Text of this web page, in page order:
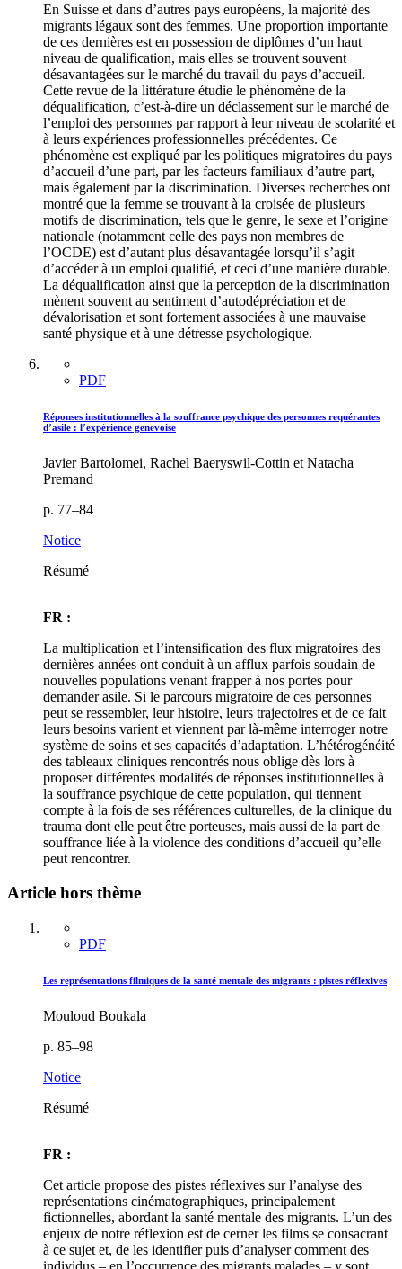
En Suisse et dans d’autres pays européens, la majorité des
migrants légaux sont des femmes. Une proportion importante
de ces dernières est en possession de diplômes d’un haut
niveau de qualification, mais elles se trouvent souvent
désavantagées sur le marché du travail du pays d’accueil.
Cette revue de la littérature étudie le phénomène de la
déqualification, c’est-à-dire un déclassement sur le marché de
l’emploi des personnes par rapport à leur niveau de scolarité et
à leurs expériences professionnelles précédentes. Ce
phénomène est expliqué par les politiques migratoires du pays
d’accueil d’une part, par les facteurs familiaux d’autre part,
mais également par la discrimination. Diverses recherches ont
montré que la femme se trouvant à la croisée de plusieurs
motifs de discrimination, tels que le genre, le sexe et l’origine
nationale (notamment celle des pays non membres de
l’OCDE) est d’autant plus désavantagée lorsqu’il s’agit
d’accéder à un emploi qualifié, et ceci d’une manière durable.
La déqualification ainsi que la perception de la discrimination
mènent souvent au sentiment d’autodépréciation et de
dévalorisation et sont fortement associées à une mauvaise
santé physique et à une détresse psychologique.
PDF
Réponses institutionnelles à la souffrance psychique des personnes requérantes
d’asile : l’expérience genevoise
Javier Bartolomei, Rachel Baeryswil-Cottin et Natacha
Premand
p. 77–84
Notice
Résumé
FR :
La multiplication et l’intensification des flux migratoires des
dernières années ont conduit à un afflux parfois soudain de
nouvelles populations venant frapper à nos portes pour
demander asile. Si le parcours migratoire de ces personnes
peut se ressembler, leur histoire, leurs trajectoires et de ce fait
leurs besoins varient et viennent par là-même interroger notre
système de soins et ses capacités d’adaptation. L’hétérogénéité
des tableaux cliniques rencontrés nous oblige dès lors à
proposer différentes modalités de réponses institutionnelles à
la souffrance psychique de cette population, qui tiennent
compte à la fois de ses références culturelles, de la clinique du
trauma dont elle peut être porteuses, mais aussi de la part de
souffrance liée à la violence des conditions d’accueil qu’elle
peut rencontrer.
Article hors thème
PDF
Les représentations filmiques de la santé mentale des migrants : pistes réflexives
Mouloud Boukala
p. 85–98
Notice
Résumé
FR :
Cet article propose des pistes réflexives sur l’analyse des
représentations cinématographiques, principalement
fictionnelles, abordant la santé mentale des migrants. L’un des
enjeux de notre réflexion est de cerner les films se consacrant
à ce sujet et, de les identifier puis d’analyser comment des
individus – en l’occurrence des migrants malades – y sont